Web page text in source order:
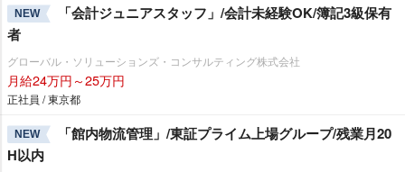
NEW
「会計ジュニアスタッフ」/会計未経験OK/簿記3級保有
者
グローバル・ソリューションズ・コンサルティング株式会社
月給24万円～25万円
正社員 / 東京都
NEW
「館内物流管理」/東証プライム上場グループ/残業月20
H以内